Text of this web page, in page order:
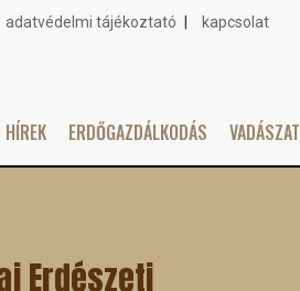
Topmenu
adatvédelmi tájékoztató kapcsolat
Main
HÍREK ERDŐGAZDÁLKODÁS VADÁSZAT
Erdészeti